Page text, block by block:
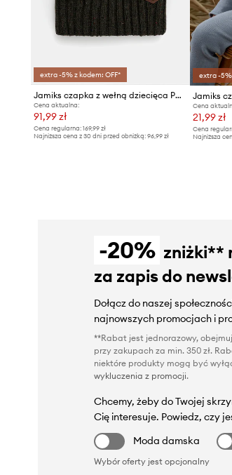
extra -5% z kodem: OFF*
Jamiks czapka z wełną dziecięca PAGASO II
Cena aktualna:
91,99 zł
Cena regularna: 169,99 zł
Najniższa cena z 30 dni przed obniżką: 96,99 zł
extra -5%
Jamiks
Cena
21,99 zł
Cena
Najniższa
-20% zniżki**
za zapis do
Dołącz do naszej
najnowszych promocjach i
**Rabat jest jednorazowy,
przy zakupach za min. 350 zł.
niektóre produkty mogą być
wykluczenia z promocji.
Chcemy, żeby do Twojej
Cię interesuje. Powiedz, czy
Moda damska
Wybór oferty jest opcjonalny